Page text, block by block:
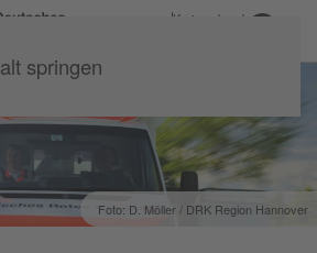
springen
Kreisverband
Foto: D. Möller / DRK Region Hannover